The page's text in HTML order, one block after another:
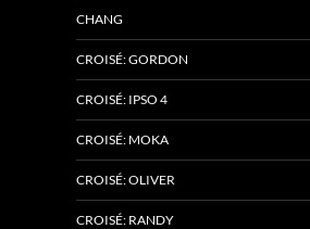
CHANG
CROISÉ: GORDON
CROISÉ: IPSO 4
CROISÉ: MOKA
CROISÉ: OLIVER
CROISÉ: RANDY